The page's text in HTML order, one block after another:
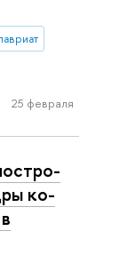
25 февраля
ко­